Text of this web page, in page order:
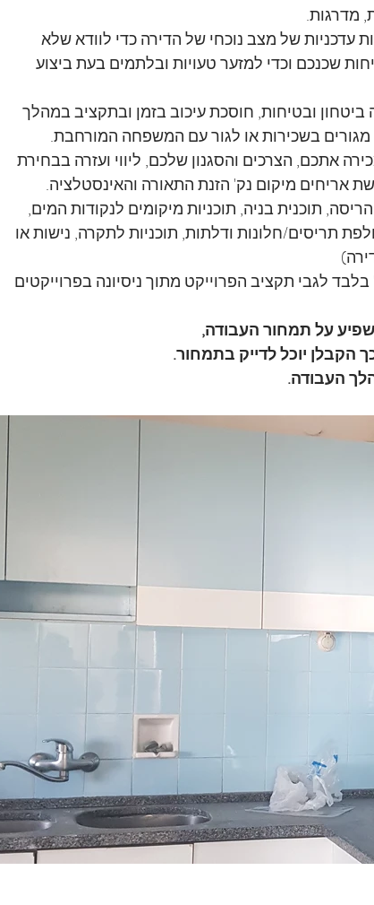
עדכניות של מצב נוכחי של הדירה כדי לוודא שלא
שכנכם וכדי למזער טעויות ובלתמים בעת ביצוע
ובטיחות, חוסכת עיכוב בזמן ובתקציב במהלך
בשכירות או לגור עם המשפחה המורחבת.
אתכם, הצרכים והסגנון שלכם, ליווי ועזרה בבחירת
אריחים מיקום נק' הזנת התאורה והאינסטלציה.
תוכנית בניה, תוכניות מיקומים לנקודות המים,
תריסים/חלונות ודלתות, תוכניות לתקרה, נישות או
לגבי תקציב הפרוייקט מתוך ניסיונה בפרוייקטים
על תמחור העבודה,
הקבלן יוכל לדייק בתמחור.
העבודה.